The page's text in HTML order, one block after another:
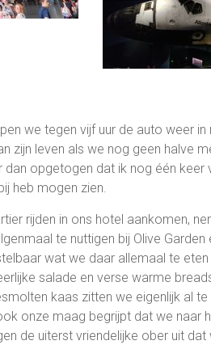
we tegen vijf uur de auto weer
zijn leven als we nog geen halve
dan opgetogen dat ik nog één
heb mogen zien.
rijden in ons hotel aankomen,
te nuttigen bij Olive
wat we daar allemaal te
salade en verse warme
kaas zitten we eigenlijk al
onze maag begrijpt dat we naar
de uiterst vriendelijke ober uit